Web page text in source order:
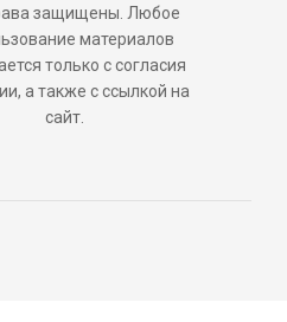
защищены. Любое
материалов
только с согласия
а также с ссылкой на
сайт.